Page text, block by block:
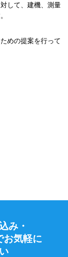
して、建機、測量
めの提案を行って
み・
お気軽に